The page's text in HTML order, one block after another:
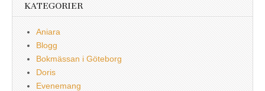
KATEGORIER
Aniara
Blogg
Bokmässan i Göteborg
Doris
Evenemang